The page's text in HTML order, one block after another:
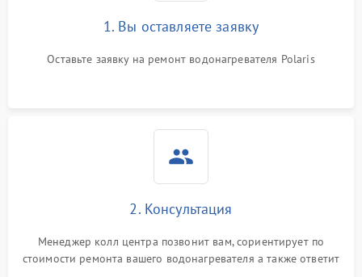
1. Вы оставляете заявку
Оставьте заявку на ремонт водонагревателя Polaris
2. Консультация
Менеджер колл центра позвонит вам, сориентирует по
стоимости ремонта вашего водонагревателя а также ответит